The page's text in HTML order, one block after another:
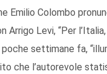
Emilio Colombo
Arrigo Levi, “Per l’Italia,
settimane fa,
che l’autorevole